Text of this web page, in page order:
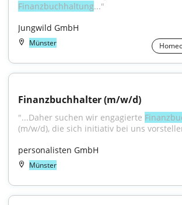
Finanzbuchhaltung..."
Jungwild GmbH
Münster
Finanzbuchhalter (m/w/d)
"...Daher suchen wir engagierte
(m/w/d), die sich initiativ bei uns
personalisten GmbH
Münster